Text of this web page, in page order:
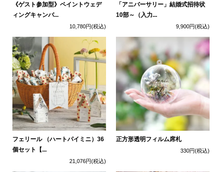
《ゲスト参加型》ペイントウェデ
ィングキャンバ...
10,780円(税込)
「アニバーサリー」結婚式招待状
10部～（入力...
9,900円(税込)
フェリール （ハートパイミニ）36
個セット【...
21,076円(税込)
正方形透明フィルム席札
330円(税込)